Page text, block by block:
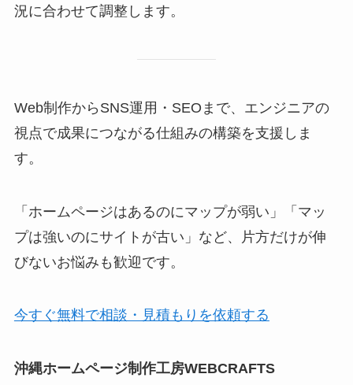
況に合わせて調整します。
Web制作からSNS運用・SEOまで、エンジニアの
視点で成果につながる仕組みの構築を支援しま
す。
「ホームページはあるのにマップが弱い」「マッ
プは強いのにサイトが古い」など、片方だけが伸
びないお悩みも歓迎です。
今すぐ無料で相談・見積もりを依頼する
沖縄ホームページ制作工房WEBCRAFTS